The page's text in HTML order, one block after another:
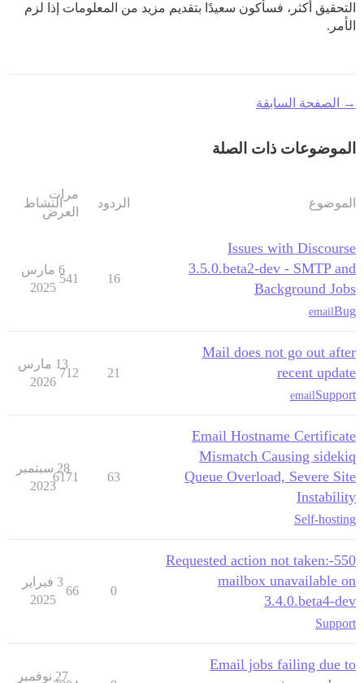
التحقيق أكثر، فسأكون سعيدًا بتقديم مزيد من المعلومات إذا لزم
الأمر.
→ الصفحة السابقة
الموضوعات ذات الصلة
الموضوع الردود
مرات
العرض
النشاط
Issues with Discourse
3.5.0.beta2-dev - SMTP and
Background Jobs
Bug
email
16
541
6 مارس
2025
Mail does not go out after
recent update
Support
email
21
712
13 مارس
2026
Email Hostname Certificate
Mismatch Causing sidekiq
Queue Overload, Severe Site
Instability
Self-hosting
63
6171
28 سبتمبر
2023
550-Requested action not taken:
mailbox unavailable on
3.4.0.beta4-dev
Support
0
66
3 فبراير
2025
Email jobs failing due to
27 نوفمبر